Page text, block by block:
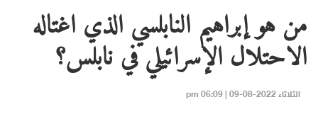
من هو إبراهيم النابلسي الذي اغتاله
الاحتلال الإسرائيلي في نابلس؟
الثلاثاء 2022-08-09 | 06:09 pm